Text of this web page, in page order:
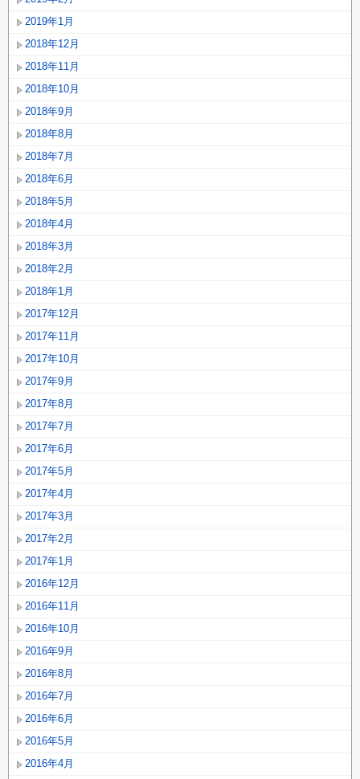
2019年1月
2018年12月
2018年11月
2018年10月
2018年9月
2018年8月
2018年7月
2018年6月
2018年5月
2018年4月
2018年3月
2018年2月
2018年1月
2017年12月
2017年11月
2017年10月
2017年9月
2017年8月
2017年7月
2017年6月
2017年5月
2017年4月
2017年3月
2017年2月
2017年1月
2016年12月
2016年11月
2016年10月
2016年9月
2016年8月
2016年7月
2016年6月
2016年5月
2016年4月